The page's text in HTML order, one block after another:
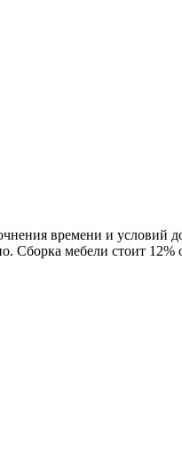
времени и условий
Сборка мебели стоит